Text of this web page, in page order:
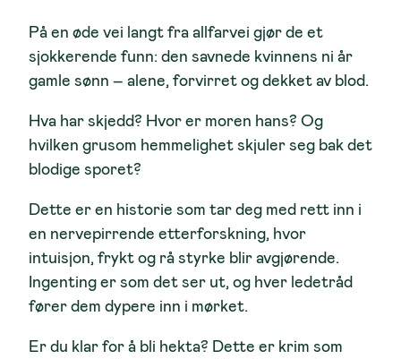
På en øde vei langt fra allfarvei gjør de et
sjokkerende funn: den savnede kvinnens ni år
gamle sønn – alene, forvirret og dekket av blod.
Hva har skjedd? Hvor er moren hans? Og
hvilken grusom hemmelighet skjuler seg bak det
blodige sporet?
Dette er en historie som tar deg med rett inn i
en nervepirrende etterforskning, hvor
intuisjon, frykt og rå styrke blir avgjørende.
Ingenting er som det ser ut, og hver ledetråd
fører dem dypere inn i mørket.
Er du klar for å bli hekta? Dette er krim som